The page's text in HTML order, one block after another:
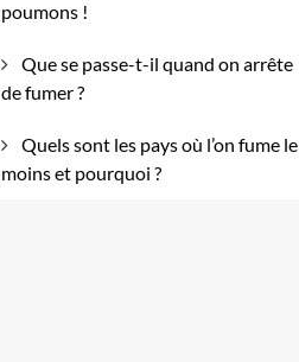
poumons !
Que se passe-t-il quand on arrête
de fumer ?
Quels sont les pays où l’on fume le
moins et pourquoi ?